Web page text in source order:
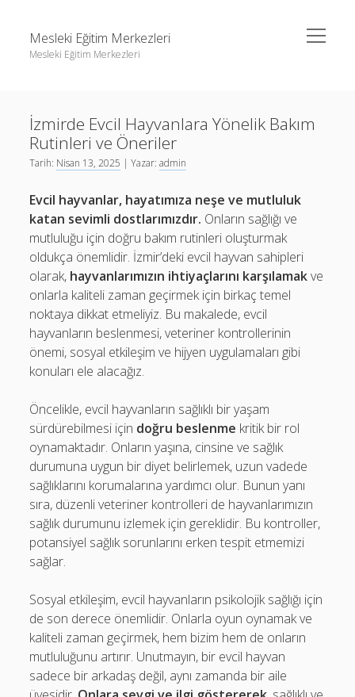
Mesleki Eğitim Merkezleri
Mesleki Eğitim Merkezleri
menüyü
aç
Liste
Sayfa Listesi
Twitter Gizli Hesaba Nasıl Bakılır
Igtv Yorum Yükseltme Hilesi
Sayfa Listesi
Threads Beğeni Arttırma
Twitter Gizli Hesaba Nasıl Bakılır
İzmirde Evcil Hayvanlara Yönelik Bakım
Rutinleri ve Öneriler
Tarih: Nisan 13, 2025 | Yazar:admin
Evcil hayvanlar, hayatımıza neşe ve mutluluk
katan sevimli dostlarımızdır. Onların sağlığı ve
mutluluğu için doğru bakım rutinleri oluşturmak
oldukça önemlidir. İzmir’deki evcil hayvan sahipleri
olarak, hayvanlarımızın ihtiyaçlarını karşılamakve
onlarla kaliteli zaman geçirmek için birkaç temel
noktaya dikkat etmeliyiz. Bu makalede, evcil
hayvanların beslenmesi, veteriner kontrollerinin
önemi, sosyal etkileşim ve hijyen uygulamaları gibi
konuları ele alacağız.
Öncelikle, evcil hayvanların sağlıklı bir yaşam
sürdürebilmesi için doğru beslenme kritik bir rol
oynamaktadır. Onların yaşına, cinsine ve sağlık
durumuna uygun bir diyet belirlemek, uzun vadede
sağlıklarını korumalarına yardımcı olur. Bunun yanı
sıra, düzenli veteriner kontrolleri de hayvanlarımızın
sağlık durumunu izlemek için gereklidir. Bu kontroller,
potansiyel sağlık sorunlarını erken tespit etmemizi
sağlar.
Sosyal etkileşim, evcil hayvanların psikolojik sağlığı için
de son derece önemlidir. Onlarla oyun oynamak ve
kaliteli zaman geçirmek, hem bizim hem de onların
mutluluğunu artırır. Unutmayın, bir evcil hayvan
sadece bir arkadaş değil, aynı zamanda bir aile